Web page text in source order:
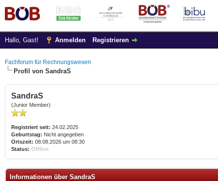
Hallo, Gast! Anmelden Registrieren
Fachforum für Rechnungswesen
Profil von SandraS
SandraS
(Junior Member)
Registriert seit: 24.02.2025
Geburtstag: Nicht angegeben
Ortszeit: 08.08.2026 um 08:30
Status: Offline
Informationen über SandraS